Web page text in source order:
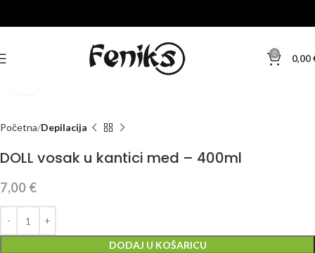
0 0,00
Početna Depilacija
DOLL vosak u kantici med – 400ml
7,00 €
DODAJ U KOŠARICU